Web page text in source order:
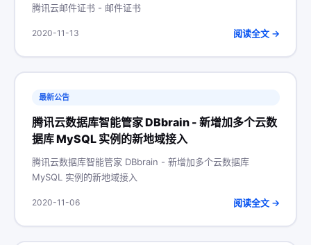
腾讯云邮件证书 - 邮件证书
2020-11-13 阅读全文 →
最新公告
腾讯云数据库智能管家 DBbrain - 新增加多个云数
据库 MySQL 实例的新地域接入
腾讯云数据库智能管家 DBbrain - 新增加多个云数据库
MySQL 实例的新地域接入
2020-11-06 阅读全文 →